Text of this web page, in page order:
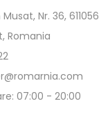
Nr. 36, 611056
Romania
07:00 - 20:00